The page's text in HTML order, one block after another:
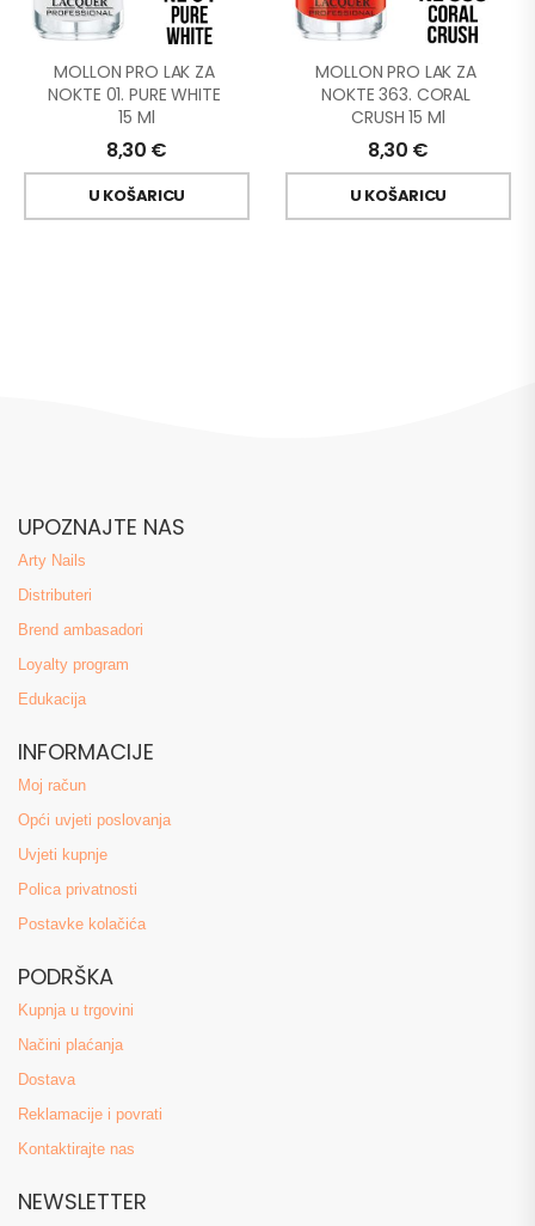
MOLLON PRO LAK ZA
NOKTE 01. PURE WHITE
15 Ml
8,30 €
U KOŠARICU
MOLLON PRO LAK ZA
NOKTE 363. CORAL
CRUSH 15 Ml
8,30 €
U KOŠARICU
UPOZNAJTE NAS
Arty Nails
Distributeri
Brend ambasadori
Loyalty program
Edukacija
INFORMACIJE
Moj račun
Opći uvjeti poslovanja
Uvjeti kupnje
Polica privatnosti
Postavke kolačića
PODRŠKA
Kupnja u trgovini
Načini plaćanja
Dostava
Reklamacije i povrati
Kontaktirajte nas
NEWSLETTER